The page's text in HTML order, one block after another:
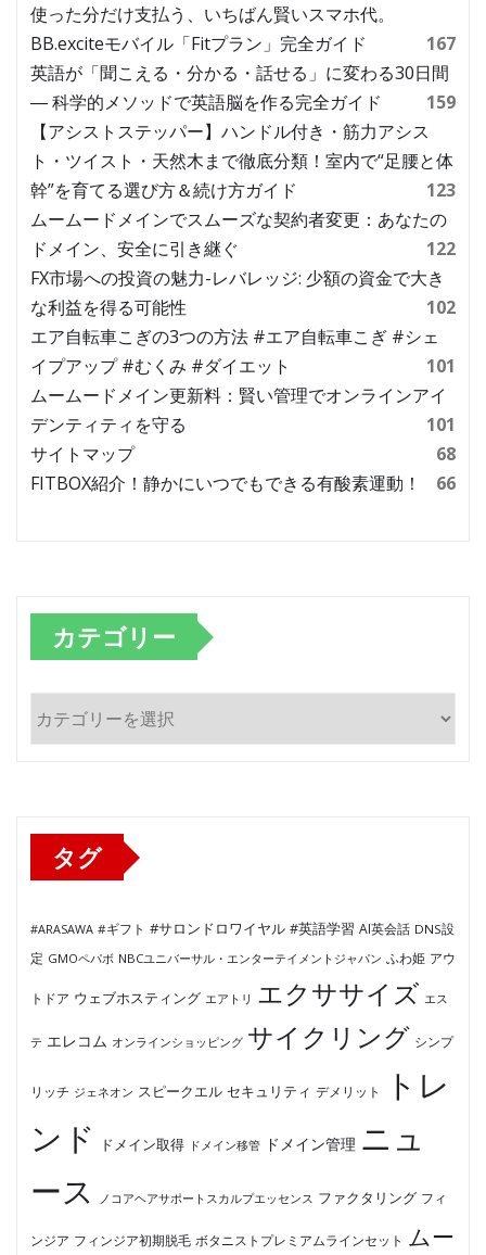
使った分だけ支払う、いちばん賢いスマホ代。
BB.exciteモバイル「Fitプラン」完全ガイド
167
英語が「聞こえる・分かる・話せる」に変わる30日間
― 科学的メソッドで英語脳を作る完全ガイド
159
【アシストステッパー】ハンドル付き・筋力アシス
ト・ツイスト・天然木まで徹底分類！室内で“足腰と体
幹”を育てる選び方＆続け方ガイド
123
ムームードメインでスムーズな契約者変更：あなたの
ドメイン、安全に引き継ぐ
122
FX市場への投資の魅力-レバレッジ: 少額の資金で大き
な利益を得る可能性
102
エア自転車こぎの3つの方法 #エア自転車こぎ #シェ
イプアップ #むくみ #ダイエット
101
ムームードメイン更新料：賢い管理でオンラインアイ
デンティティを守る
101
サイトマップ
68
FITBOX紹介！静かにいつでもできる有酸素運動！
66
カテゴリー
テ
タグ
#ARASAWA #ギフト #サロンドロワイヤル #英語学習 AI英会話 DNS設
定 GMOペパボ NBCユニバーサル・エンターテイメントジャパン ふわ姫 アウ
トドア ウェブホスティング エアトリ エクササイズ エス
テ エレコム オンラインショッピング サイクリング シンプ
リッチ ジェネオン スピークエル セキュリティ デメリット
トレ
ンド
ドメイン取得 ドメイン移管 ドメイン管理 ニュ
ース
ノコアヘアサポートスカルプエッセンス ファクタリング フィ
ンジア フィンジア初期脱毛 ボタニストプレミアムラインセット ムー